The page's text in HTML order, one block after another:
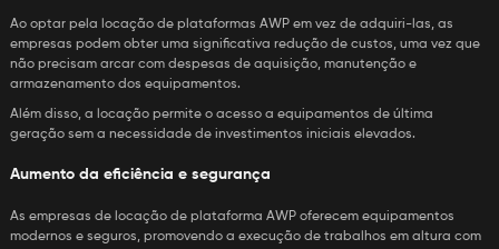
Ao optar pela locação de plataformas AWP em vez de adquiri-las, as
empresas podem obter uma significativa redução de custos, uma vez que
não precisam arcar com despesas de aquisição, manutenção e
armazenamento dos equipamentos.
Além disso, a locação permite o acesso a equipamentos de última
geração sem a necessidade de investimentos iniciais elevados.
Aumento da eficiência e segurança
As empresas de locação de plataforma AWP oferecem equipamentos
modernos e seguros, promovendo a execução de trabalhos em altura com